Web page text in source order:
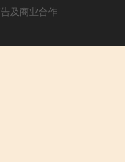
及商业合作